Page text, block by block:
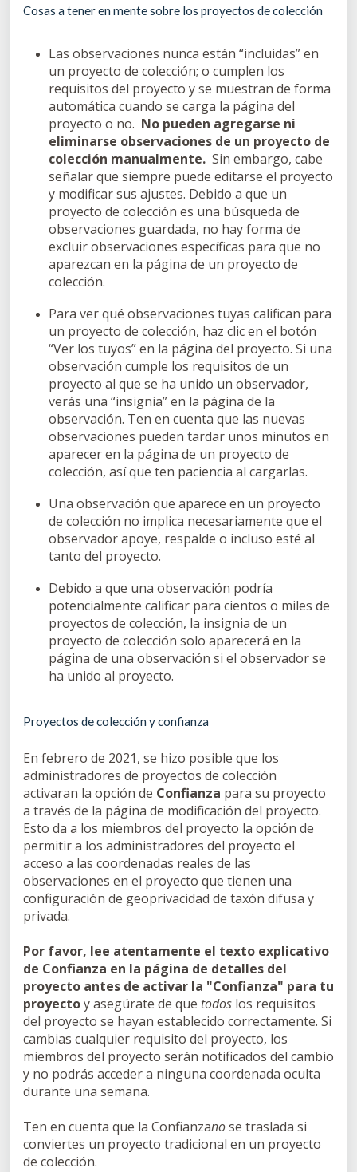
Cosas a tener en mente sobre los proyectos de colección
Las observaciones nunca están “incluidas” en
un proyecto de colección; o cumplen los
requisitos del proyecto y se muestran de forma
automática cuando se carga la página del
proyecto o no. No pueden agregarse ni
eliminarse observaciones de un proyecto de
colección manualmente. Sin embargo, cabe
señalar que siempre puede editarse el proyecto
y modificar sus ajustes. Debido a que un
proyecto de colección es una búsqueda de
observaciones guardada, no hay forma de
excluir observaciones específicas para que no
aparezcan en la página de un proyecto de
colección.
Para ver qué observaciones tuyas califican para
un proyecto de colección, haz clic en el botón
“Ver los tuyos” en la página del proyecto. Si una
observación cumple los requisitos de un
proyecto al que se ha unido un observador,
verás una “insignia” en la página de la
observación. Ten en cuenta que las nuevas
observaciones pueden tardar unos minutos en
aparecer en la página de un proyecto de
colección, así que ten paciencia al cargarlas.
Una observación que aparece en un proyecto
de colección no implica necesariamente que el
observador apoye, respalde o incluso esté al
tanto del proyecto.
Debido a que una observación podría
potencialmente calificar para cientos o miles de
proyectos de colección, la insignia de un
proyecto de colección solo aparecerá en la
página de una observación si el observador se
ha unido al proyecto.
Proyectos de colección y confianza
En febrero de 2021, se hizo posible que los
administradores de proyectos de colección
activaran la opción de Confianza para su proyecto
a través de la página de modificación del proyecto.
Esto da a los miembros del proyecto la opción de
permitir a los administradores del proyecto el
acceso a las coordenadas reales de las
observaciones en el proyecto que tienen una
configuración de geoprivacidad de taxón difusa y
privada.
Por favor, lee atentamente el texto explicativo
de Confianza en la página de detalles del
proyecto antes de activar la "Confianza" para tu
proyectoy asegúrate de que todos los requisitos
del proyecto se hayan establecido correctamente. Si
cambias cualquier requisito del proyecto, los
miembros del proyecto serán notificados del cambio
y no podrás acceder a ninguna coordenada oculta
durante una semana.
Ten en cuenta que la Confianzanose traslada si
conviertes un proyecto tradicional en un proyecto
de colección.